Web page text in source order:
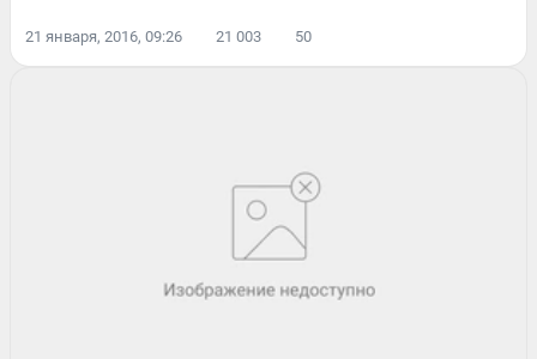
21 января, 2016, 09:26 21 003 50